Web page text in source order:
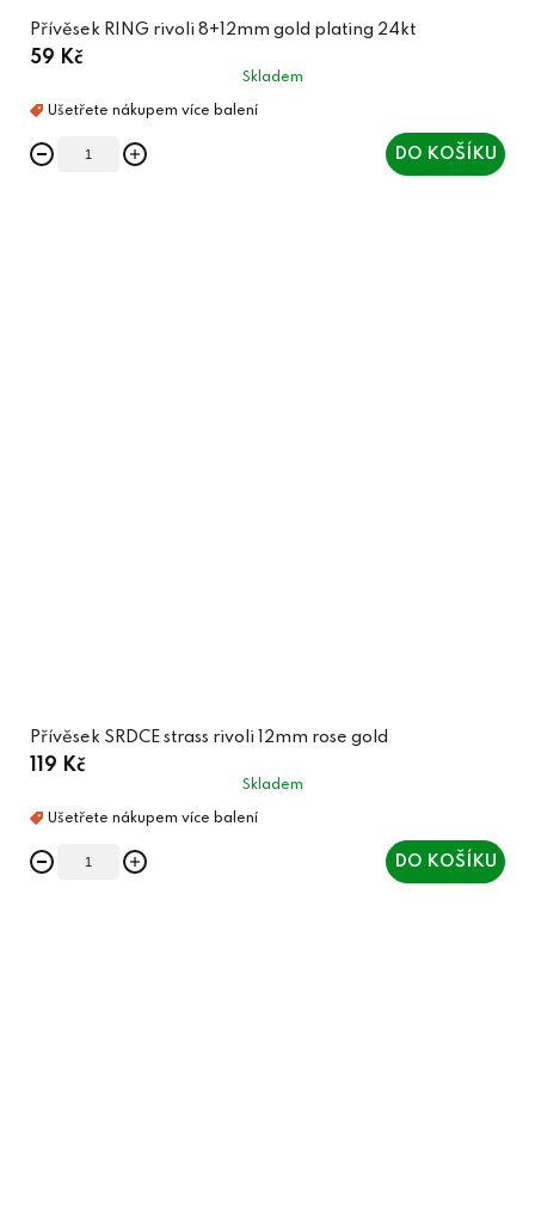
Přívěsek RING rivoli 8+12mm gold plating 24kt
59 Kč
Skladem
DO KOŠÍKU
Přívěsek SRDCE strass rivoli 12mm rose gold
119 Kč
Skladem
DO KOŠÍKU